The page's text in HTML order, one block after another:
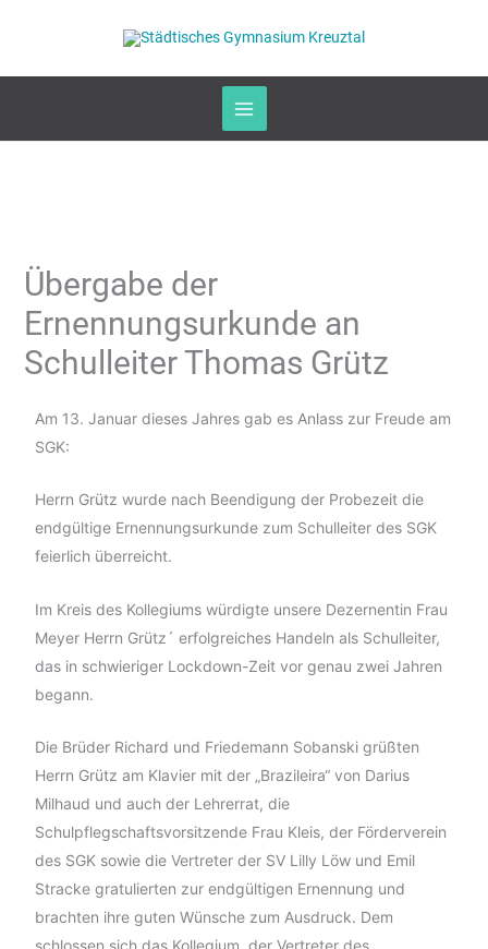
Übergabe der
Ernennungsurkunde an
Schulleiter Thomas Grütz
Am 13. Januar dieses Jahres gab es Anlass zur Freude am
SGK:
Herrn Grütz wurde nach Beendigung der Probezeit die
endgültige Ernennungsurkunde zum Schulleiter des SGK
feierlich überreicht.
Im Kreis des Kollegiums würdigte unsere Dezernentin Frau
Meyer Herrn Grütz´ erfolgreiches Handeln als Schulleiter,
das in schwieriger Lockdown-Zeit vor genau zwei Jahren
begann.
Die Brüder Richard und Friedemann Sobanski grüßten
Herrn Grütz am Klavier mit der „Brazileira“ von Darius
Milhaud und auch der Lehrerrat, die
Schulpflegschaftsvorsitzende Frau Kleis, der Förderverein
des SGK sowie die Vertreter der SV Lilly Löw und Emil
Stracke gratulierten zur endgültigen Ernennung und
brachten ihre guten Wünsche zum Ausdruck. Dem